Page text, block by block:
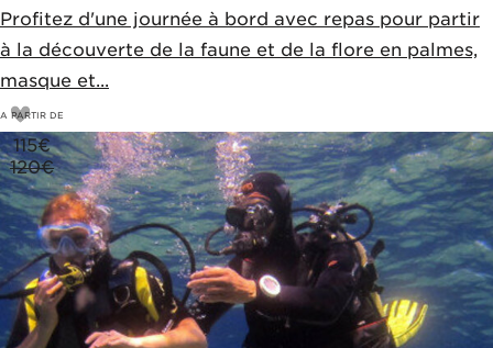
Profitez d'une journée à bord avec repas pour partir
à la découverte de la faune et de la flore en palmes,
masque et...
A PARTIR DE
115€
120€